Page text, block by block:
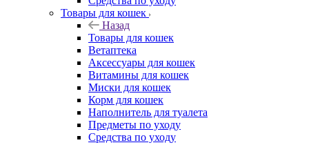
Товары для кошек
Назад
Товары для кошек
Ветаптека
Аксессуары для кошек
Витамины для кошек
Миски для кошек
Корм для кошек
Наполнитель для туалета
Предметы по уходу
Средства по уходу